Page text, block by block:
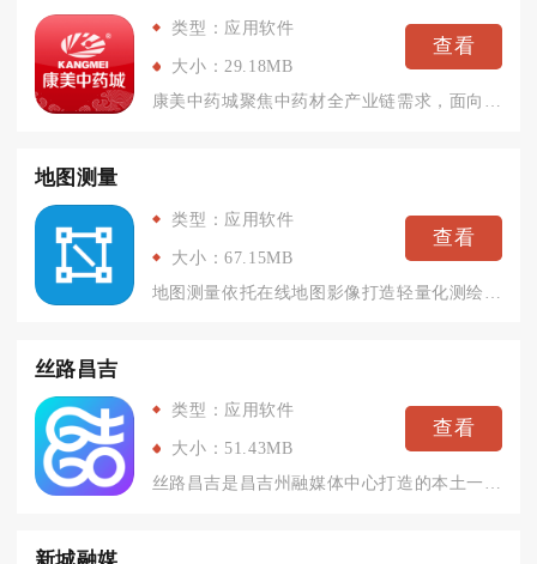
类型：应用软件
大小：29.18MB
查看
地图测量
类型：应用软件
大小：67.15MB
查看
丝路昌吉
类型：应用软件
大小：51.43MB
查看